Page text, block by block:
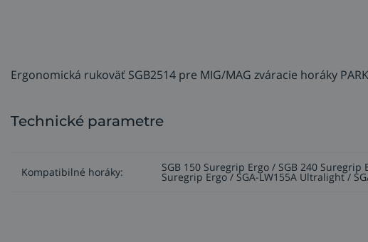
Ergonomická rukoväť SGB2514 pre MIG/MAG zváracie horáky
Technické parametre
Kompatibilné horáky: SGB 150 Suregrip Ergo / SGB 240
Suregrip Ergo / SGA-LW155A Ultralight /